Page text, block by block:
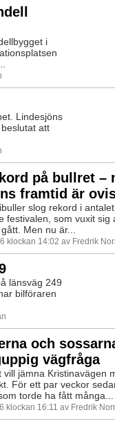
i
Lindesjöns
att
på bullret –
framtid är
slog rekord i
festivalen, som vuxit sig
Men nu är...
klockan 14:02 av Fredrik
länsväg 249
bilföraren
och
vägfråga
vill jämna Kristinavägen
För ett par veckor
torde ha fått många...
klockan 16:11 av Fredrik